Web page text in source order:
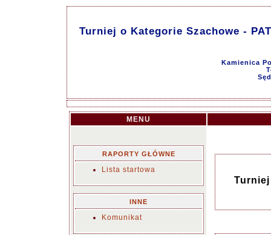
Turniej o Kategorie Szachowe -
Kamienica
MENU
RAPORTY GŁÓWNE
Lista startowa
INNE
Komunikat
Turniej